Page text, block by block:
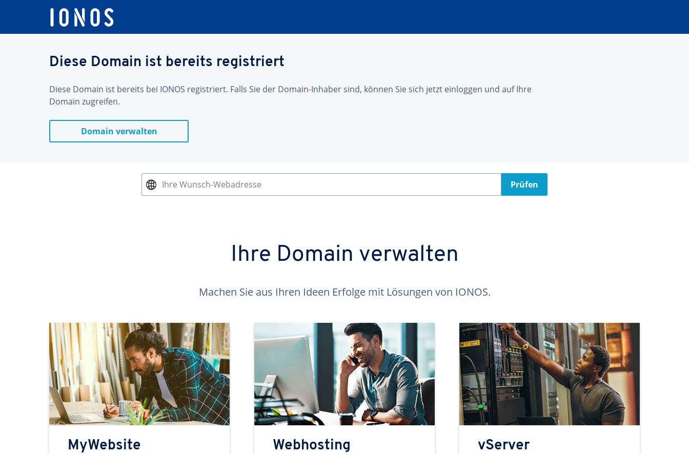
Diese Domain ist bereits registriert
Diese Domain ist bereits bei IONOS registriert. Falls Sie der Domain-Inhaber sind, können Sie sich jetzt einloggen und auf Ihre
Domain zugreifen.
Domain verwalten
Ihre Wunsch-Webadresse Prüfen
Ihre Domain verwalten
Machen Sie aus Ihren Ideen Erfolge mit Lösungen von IONOS.
MyWebsite Webhosting vServer